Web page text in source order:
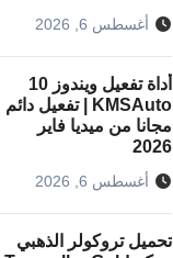
أغسطس 6, 2026
أداة تفعيل ويندوز 10
KMSAuto | تفعيل دائم
مجانا من ميديا فاير
2026
أغسطس 6, 2026
تحميل تروكولر الذهبي